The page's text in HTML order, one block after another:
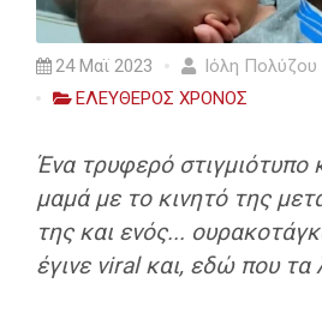
24 Μαϊ 2023
Ιόλη Πολύζου
ΕΛΕΥΘΕΡΟΣ ΧΡΟΝΟΣ
Ένα τρυφερό στιγμιότυπο
μαμά με το κινητό της
της και ενός...
έγινε viral και, εδώ που τα